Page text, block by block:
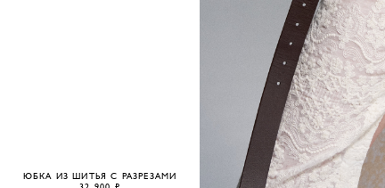
ЮБКА ИЗ ШИТЬЯ С РАЗРЕЗАМИ